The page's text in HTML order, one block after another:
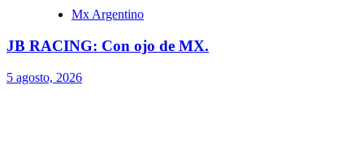
Mx Argentino
JB RACING: Con ojo de MX.
5 agosto, 2026